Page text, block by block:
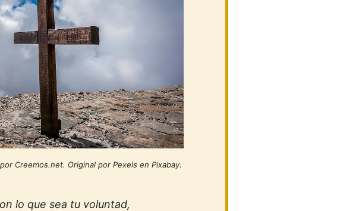
Creemos.net. Original por Pexels en Pixabay.
lo que sea tu voluntad,